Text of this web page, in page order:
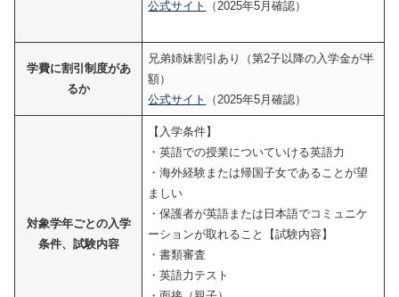
公式サイト （2025年5月確認）
学費に割引制度があ
るか
兄弟姉妹割引あり（第2子以降の入学金が半
額）
公式サイト
（2025年5月確認）
対象学年ごとの入学
条件、試験内容
【入学条件】
・英語での授業についていける英語力
・海外経験または帰国子女であることが望
ましい
・保護者が英語または日本語でコミュニケ
ーションが取れること【試験内容】
・書類審査
・英語力テスト